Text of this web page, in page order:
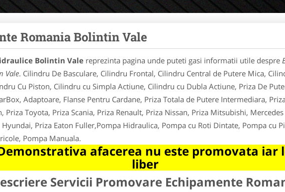
Romania Bolintin Vale
Bolintin Valereprezinta pagina unde puteti gasi informatii utile despre
Vale. Cilindru De Basculare, Cilindru Frontal, Cilindru Central de Putere Mica,
Cu Piston, Cilindru cu Simpla Actiune, Cilindru cu Dubla Actiune, Priza De
Adaptoare, Flanse Pentru Cardane, Priza Totala de Putere Intermediara,
Priza Toyota, Priza Scania, Priza Renault, Priza Nissan, Priza Mitsubishi,
Hyundai, Priza Eaton Fuller,Pompa Hidraulica, Pompa cu Roti Dintate, Pompa cu
Pompa Manuala.
afacerea nu este promovata iar
liber
Servicii Promovare Echipamente